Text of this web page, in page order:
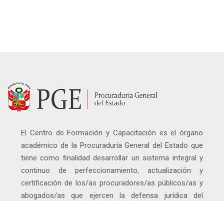
Página Principal
Mis Eventos Académicos
Mis Eventos Académicos
Programas académicos
El Centro de Formación y Capacitación es el órgano
académico de la Procuraduría General del Estado que
tiene como ﬁnalidad desarrollar un sistema integral y
continuo de perfeccionamiento, actualización y
certiﬁcación de los/as procuradores/as públicos/as y
abogados/as que ejercen la defensa jurídica del